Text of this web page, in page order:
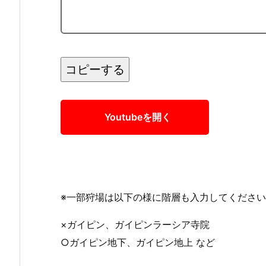
Youtubeを開く
※一部狩場は以下の様に階層も入力してくださ
×ガイピン、ガイピンラーシア寺院
○ガイピン地下、ガイピン地上 など